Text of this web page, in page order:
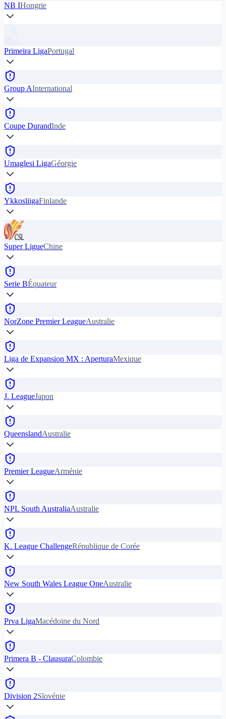
NB IHongrie
Primeira LigaPortugal
Group AInternational
Coupe DurandInde
Umaglesi LigaGéorgie
YkkosliigaFinlande
Super LigueChine
Serie BÉquateur
NorZone Premier LeagueAustralie
Liga de Expansion MX : AperturaMexique
J. LeagueJapon
QueenslandAustralie
Premier LeagueArménie
NPL South AustraliaAustralie
K. League ChallengeRépublique de Corée
New South Wales League OneAustralie
Prva LigaMacédoine du Nord
Primera B - ClausuraColombie
Division 2Slovénie